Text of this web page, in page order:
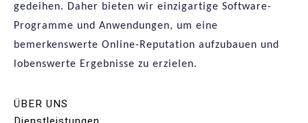
gedeihen. Daher bieten wir einzigartige Software-
Programme und Anwendungen, um eine
bemerkenswerte Online-Reputation aufzubauen und
lobenswerte Ergebnisse zu erzielen.
ÜBER UNS